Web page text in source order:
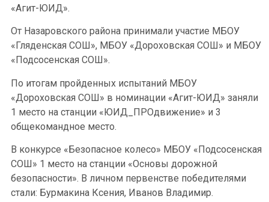
«Агит-ЮИД».
От Назаровского района принимали участие МБОУ
«Гляденская СОШ», МБОУ «Дороховская СОШ» и МБОУ
«Подсосенская СОШ».
По итогам пройденных испытаний МБОУ
«Дороховская СОШ» в номинации «Агит-ЮИД» заняли
1 место на станции «ЮИД_ПРОдвижение» и 3
общекомандное место.
В конкурсе «Безопасное колесо» МБОУ «Подсосенская
СОШ» 1 место на станции «Основы дорожной
безопасности». В личном первенстве победителями
стали: Бурмакина Ксения, Иванов Владимир.